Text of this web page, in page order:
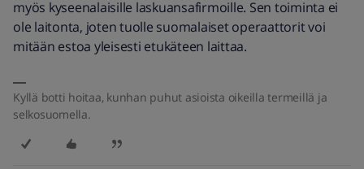
myös kyseenalaisille laskuansafirmoille. Sen toiminta ei
ole laitonta, joten tuolle suomalaiset operaattorit voi
mitään estoa yleisesti etukäteen laittaa.
Kyllä botti hoitaa, kunhan puhut asioista oikeilla termeillä ja
selkosuomella.